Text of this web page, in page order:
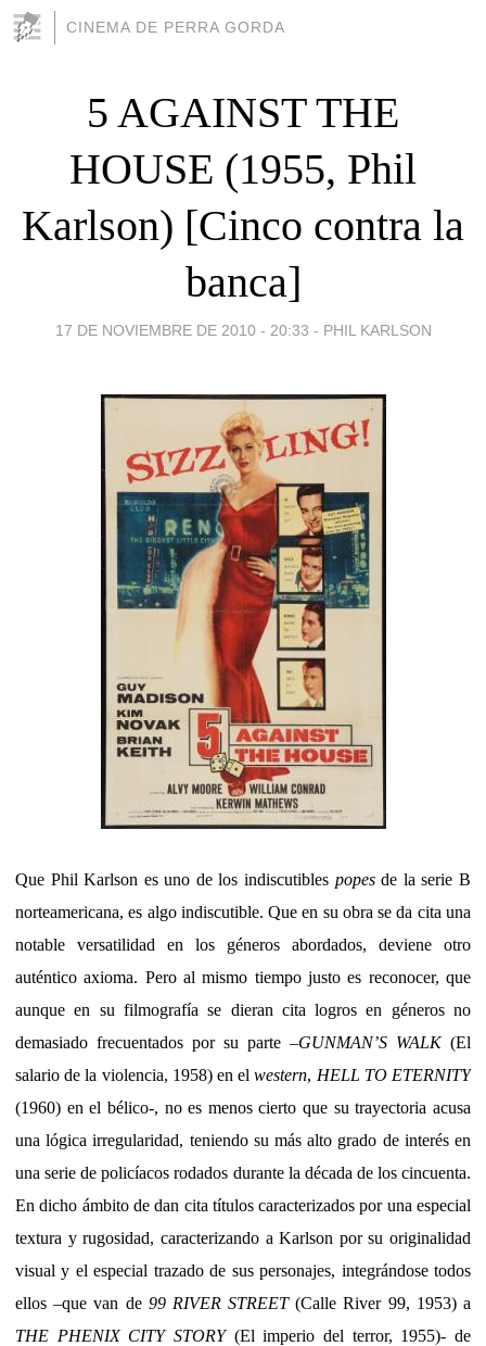
CINEMA DE PERRA GORDA
5 AGAINST THE
HOUSE (1955, Phil
Karlson) [Cinco contra la
banca]
17 DE NOVIEMBRE DE 2010 - 20:33 - PHIL KARLSON
Que Phil Karlson es uno de los indiscutibles popesde la serie B
norteamericana, es algo indiscutible. Que en su obra se da cita una
notable versatilidad en los géneros abordados, deviene otro
auténtico axioma. Pero al mismo tiempo justo es reconocer, que
aunque en su filmografía se dieran cita logros en géneros no
demasiado frecuentados por su parte –GUNMAN’S WALK(El
salario de la violencia, 1958) en elwestern, HELL TO ETERNITY
(1960) en el bélico-, no es menos cierto que su trayectoria acusa
una lógica irregularidad, teniendo su más alto grado de interés en
una serie de policíacos rodados durante la década de los cincuenta.
En dicho ámbito de dan cita títulos caracterizados por una especial
textura y rugosidad, caracterizando a Karlson por su originalidad
visual y el especial trazado de sus personajes, integrándose todos
ellos –que van de 99 RIVER STREET(Calle River 99, 1953) a
THE PHENIX CITY STORY(El imperio del terror, 1955)- de